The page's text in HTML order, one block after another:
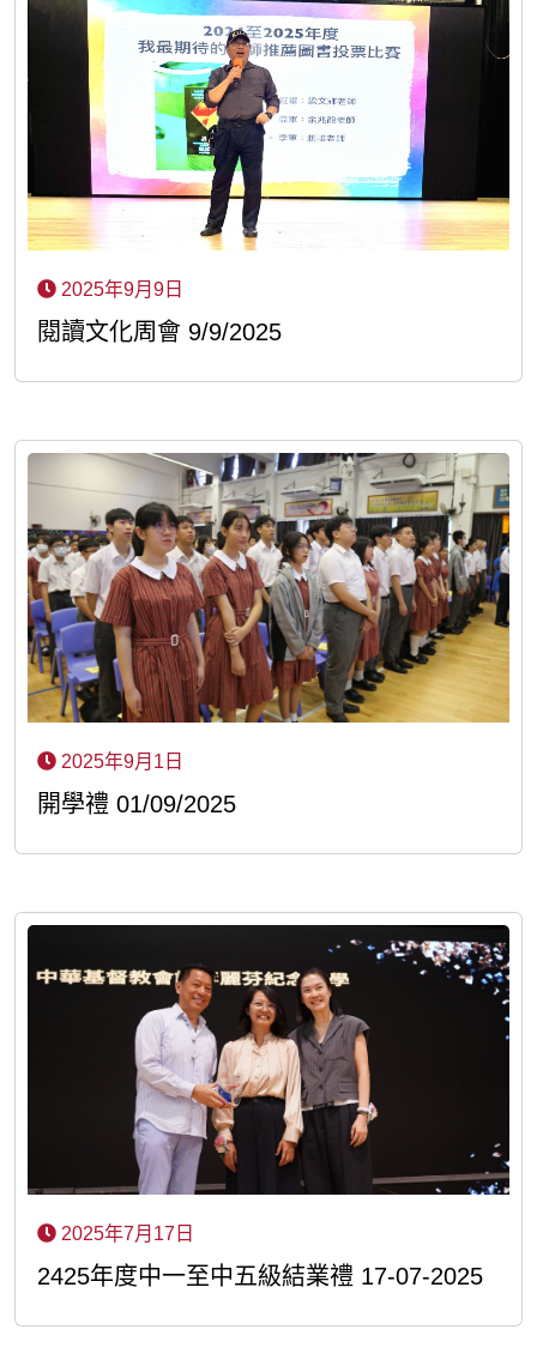
2025年9月9日
閱讀文化周會 9/9/2025
2025年9月1日
開學禮 01/09/2025
2025年7月17日
2425年度中一至中五級結業禮 17-07-2025